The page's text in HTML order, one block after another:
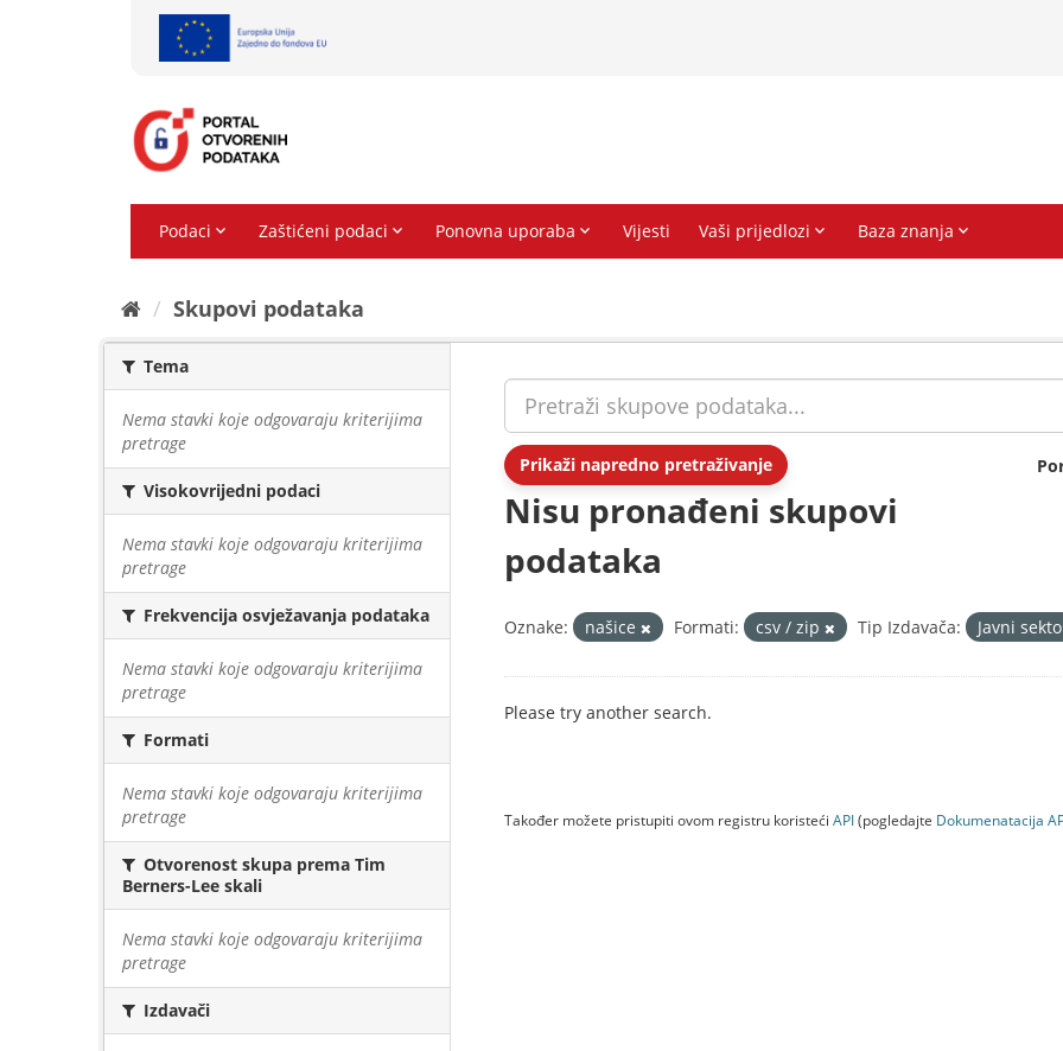
Skupovi podаtаkа
Tema
Nema stavki koje odgovaraju kriterijima
pretrage
Visokovrijedni podaci
Nema stavki koje odgovaraju kriterijima
pretrage
Frekvencija osvježavanja podataka
Nema stavki koje odgovaraju kriterijima
pretrage
Formati
Nema stavki koje odgovaraju kriterijima
pretrage
Otvorenost skupa prema Tim
Berners-Lee skali
Nema stavki koje odgovaraju kriterijima
pretrage
Izdavači
Prikaži napredno pretraživanje
Nisu pronađeni skupovi
podataka
Oznake: našice Formati: csv / zip Tip Izdavača: Javni
Please try another search.
Također možete pristupiti ovom registru koristeći API(pogledajte Dokumenаtаcijа